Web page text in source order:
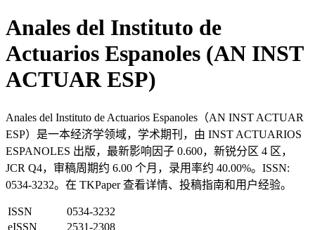
Anales del Instituto de
Actuarios Espanoles (AN INST
ACTUAR ESP)
Anales del Instituto de Actuarios Espanoles（AN INST ACTUAR
ESP）是一本经济学领域，学术期刊，由 INST ACTUARIOS
ESPANOLES 出版，最新影响因子 0.600，新锐分区 4 区，
JCR Q4，审稿周期约 6.00 个月，录用率约 40.00%。ISSN:
0534-3232。在 TKPaper 查看详情、投稿指南和用户经验。
ISSN
0534-3232
eISSN
2531-2308